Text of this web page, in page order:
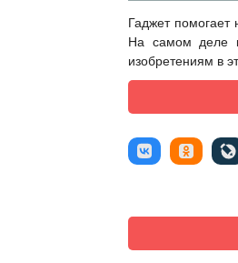
Гаджет
На самом деле
изобретениям в